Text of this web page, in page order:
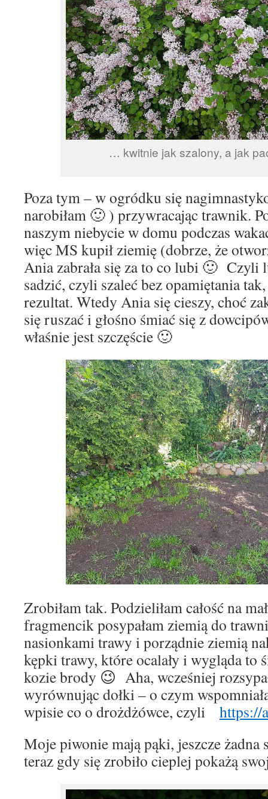
… kwitnie jak szalony, a jak
Poza tym – w ogródku się
narobiłam 🙂 ) przywracając trawnik.
naszym niebycie w domu podczas
więc MS kupił ziemię (dobrze, że
Ania zabrała się za to co lubi 🙂 Czyli
sadzić, czyli szaleć bez opamiętania
rezultat. Wtedy Ania się cieszy, choć
się ruszać i głośno śmiać się z
właśnie jest szczęście 🙂
Zrobiłam tak. Podzieliłam całość na
fragmencik posypałam ziemią do
nasionkami trawy i porządnie ziemią
kępki trawy, które ocalały i wygląda to
kozie brody 😉 Aha, wcześniej
wyrównując dołki – o czym
wpisie co o drożdżówce, czyli https://
Moje piwonie mają pąki, jeszcze żadna
teraz gdy się zrobiło cieplej pokażą